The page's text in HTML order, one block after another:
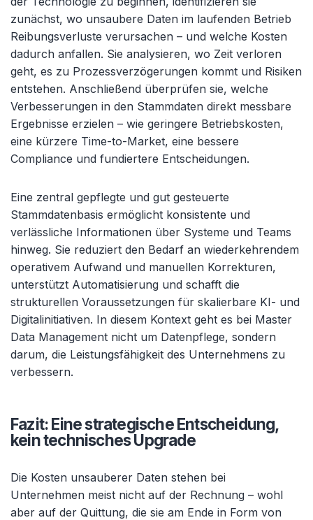
zunächst, wo unsaubere Daten im laufenden Betrieb
Reibungsverluste verursachen – und welche Kosten
dadurch anfallen. Sie analysieren, wo Zeit verloren
geht, es zu Prozessverzögerungen kommt und Risiken
entstehen. Anschließend überprüfen sie, welche
Verbesserungen in den Stammdaten direkt messbare
Ergebnisse erzielen – wie geringere Betriebskosten,
eine kürzere Time-to-Market, eine bessere
Compliance und fundiertere Entscheidungen.
Eine zentral gepflegte und gut gesteuerte
Stammdatenbasis ermöglicht konsistente und
verlässliche Informationen über Systeme und Teams
hinweg. Sie reduziert den Bedarf an wiederkehrendem
operativem Aufwand und manuellen Korrekturen,
unterstützt Automatisierung und schafft die
strukturellen Voraussetzungen für skalierbare KI- und
Digitalinitiativen. In diesem Kontext geht es bei Master
Data Management nicht um Datenpflege, sondern
darum, die Leistungsfähigkeit des Unternehmens zu
verbessern.
Fazit: Eine strategische Entscheidung,
kein technisches Upgrade
Die Kosten unsauberer Daten stehen bei
Unternehmen meist nicht auf der Rechnung – wohl
aber auf der Quittung, die sie am Ende in Form von